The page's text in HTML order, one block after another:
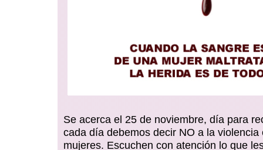
Se acerca el 25 de noviembre, día para
cada día debemos decir NO a la violencia
mujeres. Escuchen con atención lo que